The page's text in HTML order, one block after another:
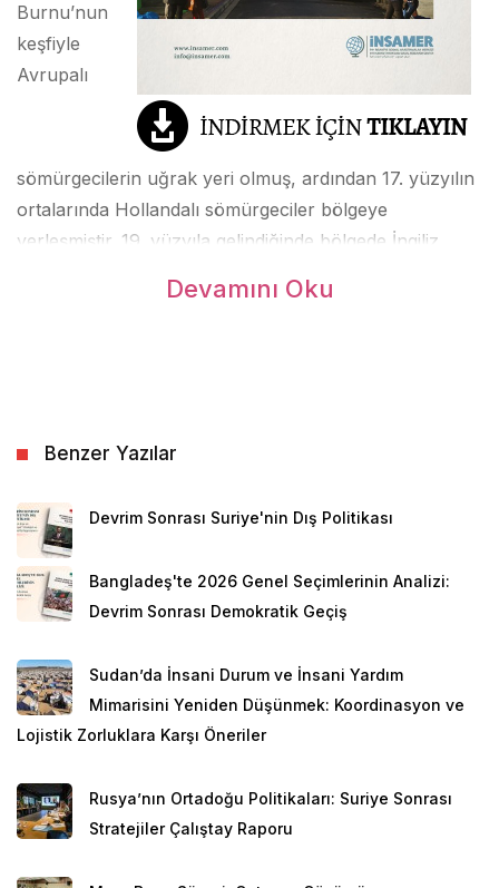
Burnu’nun
keşfiyle
Avrupalı
sömürgecilerin uğrak yeri olmuş, ardından 17. yüzyılın
ortalarında Hollandalı sömürgeciler bölgeye
yerleşmiştir. 19. yüzyıla gelindiğinde bölgede İngiliz
yılında Güney Afrika’nın bağımsızlığını ilan etmesine
apartheidsisteminin uygulandığı bir süreç olmuştur.
ülkede 1994 yılında rejim değişikliği yaşanmış, aynı yıl
tüm toplumun ilk defa özgürce oy kullanabildiği
seçimler yapılmış ve Nelson Mandela, Güney Afrika
Cumhuriyeti’nin ilk siyahi devlet başkanı ve yeni
Devamını Oku
Benzer Yazılar
Devrim Sonrası Suriye'nin Dış Politikası
Bangladeş'te 2026 Genel Seçimlerinin Analizi:
Devrim Sonrası Demokratik Geçiş
Sudan’da İnsani Durum ve İnsani Yardım
Mimarisini Yeniden Düşünmek: Koordinasyon ve
Lojistik Zorluklara Karşı Öneriler
Rusya’nın Ortadoğu Politikaları: Suriye Sonrası
Stratejiler Çalıştay Raporu